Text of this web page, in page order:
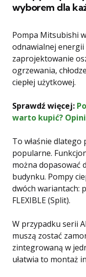
wyborem dla
Pompa Mitsubishi
odnawialnej
zaprojektowanie
ogrzewania,
ciepłej użytkowej.
Sprawdź więcej:
warto kupić?
To właśnie
popularne.
można dopasować
budynku. Pompy
dwóch wariantach:
FLEXIBLE (Split).
W przypadku serii
muszą zostać
zintegrowaną w
ułatwia to montaż